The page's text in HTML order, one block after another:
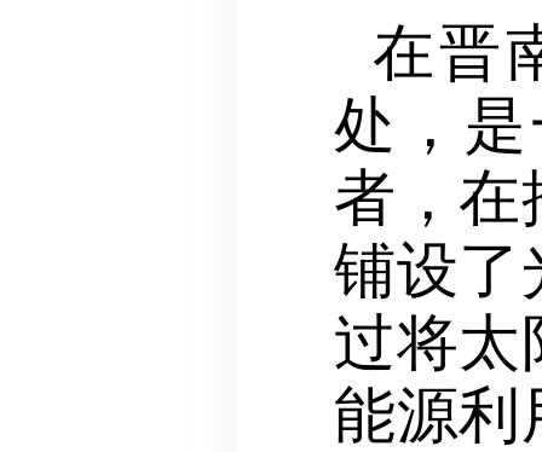
在晋
处，
者，在
铺设了
过将太
能源利